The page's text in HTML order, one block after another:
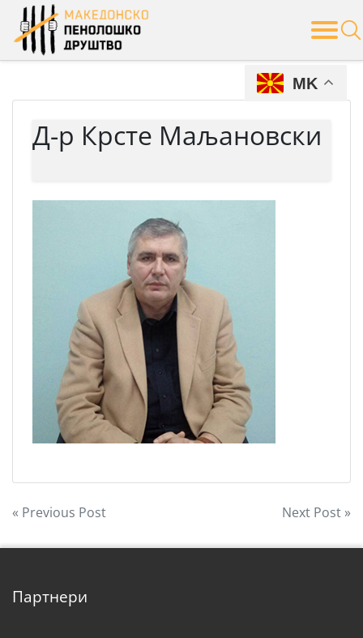
Skip
content
Д-р Крсте Маљановски
Post
navigation
« Previous Post Next Post »
Партнери
MK